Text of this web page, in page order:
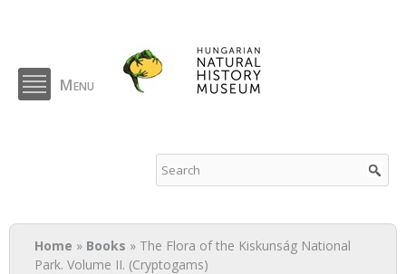
content
Menu
You are here
Home » Books » The Flora of the Kiskunság National
Park. Volume II. (Cryptogams)